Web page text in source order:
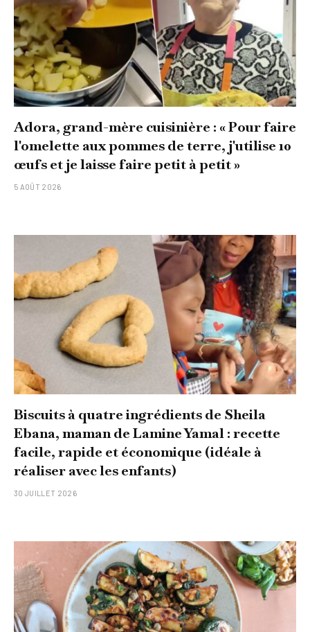
Adora, grand-mère cuisinière : « Pour faire
l'omelette aux pommes de terre, j'utilise 10
œufs et je laisse faire petit à petit »
5 AOÛT 2026
Biscuits à quatre ingrédients de Sheila
Ebana, maman de Lamine Yamal : recette
facile, rapide et économique (idéale à
réaliser avec les enfants)
30 JUILLET 2026